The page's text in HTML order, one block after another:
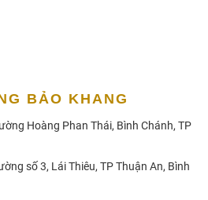
BẢO KHANG
Hoàng Phan Thái, Bình Chánh, TP
số 3, Lái Thiêu, TP Thuận An, Bình